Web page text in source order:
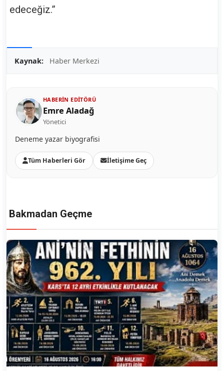
edeceğiz.”
Kaynak: Haber Merkezi
HABERIN EDITÖRÜ
Emre Aladağ
Yönetici
Deneme yazar biyografisi
Tüm Haberleri Gör İletişime Geç
Bakmadan Geçme